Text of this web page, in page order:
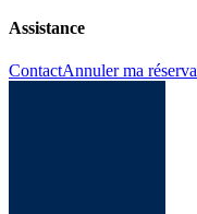
Assistance
ContactAnnuler ma